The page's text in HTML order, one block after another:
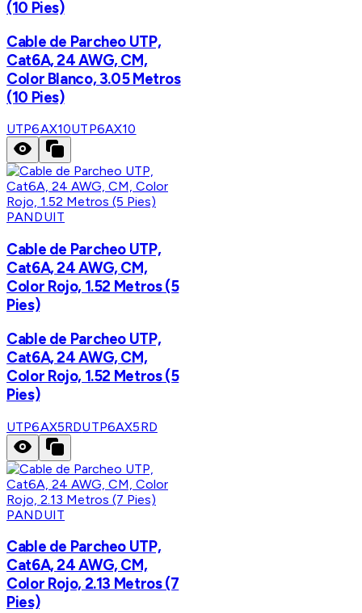
(10 Pies)
Cable de Parcheo UTP,
Cat6A, 24 AWG, CM,
Color Blanco, 3.05 Metros
(10 Pies)
UTP6AX10UTP6AX10
PANDUIT
Cable de Parcheo UTP,
Cat6A, 24 AWG, CM,
Color Rojo, 1.52 Metros (5
Pies)
Cable de Parcheo UTP,
Cat6A, 24 AWG, CM,
Color Rojo, 1.52 Metros (5
Pies)
UTP6AX5RDUTP6AX5RD
PANDUIT
Cable de Parcheo UTP,
Cat6A, 24 AWG, CM,
Color Rojo, 2.13 Metros (7
Pies)